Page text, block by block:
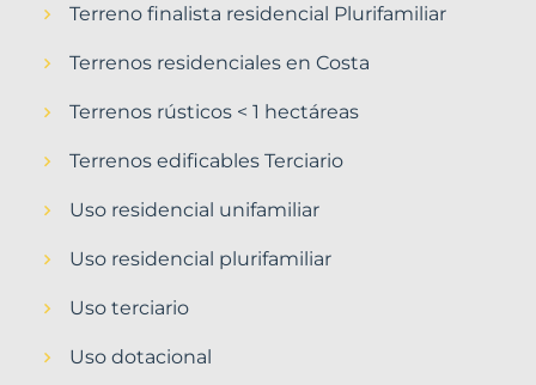
Terreno finalista residencial Plurifamiliar
Terrenos residenciales en Costa
Terrenos rústicos < 1 hectáreas
Terrenos edificables Terciario
Uso residencial unifamiliar
Uso residencial plurifamiliar
Uso terciario
Uso dotacional